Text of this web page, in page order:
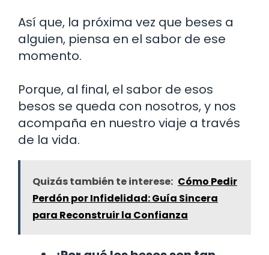
Así que, la próxima vez que beses a
alguien, piensa en el sabor de ese
momento.
Porque, al final, el sabor de esos
besos se queda con nosotros, y nos
acompaña en nuestro viaje a través
de la vida.
Quizás también te interese: Cómo Pedir
Perdón por Infidelidad: Guía Sincera
para Reconstruir la Confianza